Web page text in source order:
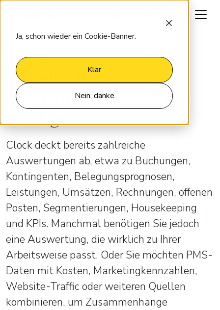
Ja, schon wieder ein Cookie-Banner.
Klar
Nein, danke
ANALYSEN
Zu viele Auswertungen
und trotzdem nicht die
Clock deckt bereits zahlreiche
Auswertungen ab, etwa zu Buchungen,
Kontingenten, Belegungsprognosen,
Leistungen, Umsätzen, Rechnungen, offenen
Posten, Segmentierungen, Housekeeping
und KPIs. Manchmal benötigen Sie jedoch
eine Auswertung, die wirklich zu Ihrer
Arbeitsweise passt. Oder Sie möchten PMS-
Daten mit Kosten, Marketingkennzahlen,
Website-Traffic oder weiteren Quellen
kombinieren, um Zusammenhänge